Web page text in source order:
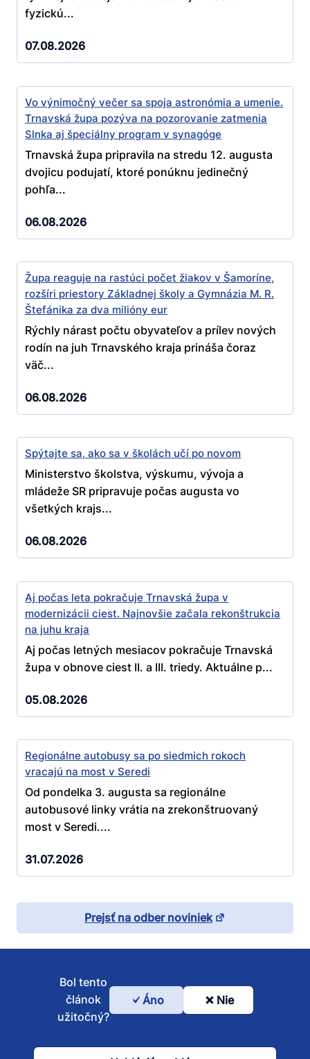
fyzickú...
07.08.2026
Vo výnimočný večer sa spoja astronómia a umenie.
Trnavská župa pozýva na pozorovanie zatmenia
Slnka aj špeciálny program v synagóge
Trnavská župa pripravila na stredu 12. augusta
dvojicu podujatí, ktoré ponúknu jedinečný
pohľa...
06.08.2026
Župa reaguje na rastúci počet žiakov v Šamoríne,
rozšíri priestory Základnej školy a Gymnázia M. R.
Štefánika za dva milióny eur
Rýchly nárast počtu obyvateľov a prílev nových
rodín na juh Trnavského kraja prináša čoraz
väč...
06.08.2026
Spýtajte sa, ako sa v školách učí po novom
Ministerstvo školstva, výskumu, vývoja a
mládeže SR pripravuje počas augusta vo
všetkých krajs...
06.08.2026
Aj počas leta pokračuje Trnavská župa v
modernizácii ciest. Najnovšie začala rekonštrukcia
na juhu kraja
Aj počas letných mesiacov pokračuje Trnavská
župa v obnove ciest II. a III. triedy. Aktuálne p...
05.08.2026
Regionálne autobusy sa po siedmich rokoch
vracajú na most v Seredi
Od pondelka 3. augusta sa regionálne
autobusové linky vrátia na zrekonštruovaný
most v Seredi....
31.07.2026
Prejsť na odber noviniek
Bol
Bol tento
článok
užitočný?
Áno Nie